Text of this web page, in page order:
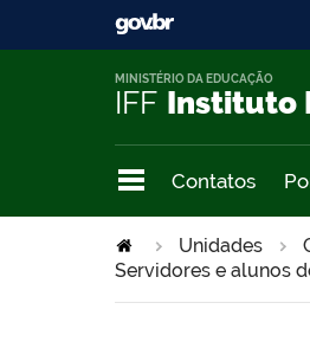
IFF Instituto
MINISTÉRIO DA EDUCAÇÃO
Contatos
Unidades
Servidores e alunos